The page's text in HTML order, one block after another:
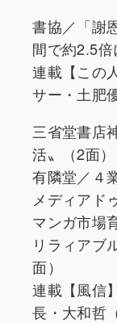
書協／「謝
間で約2.5倍
連載【この
サー・土肥
三省堂書店
活〟（2面）
有隣堂／４
メディアド
マンガ市場
リラィアブ
面）
連載【風信
長・大和哲